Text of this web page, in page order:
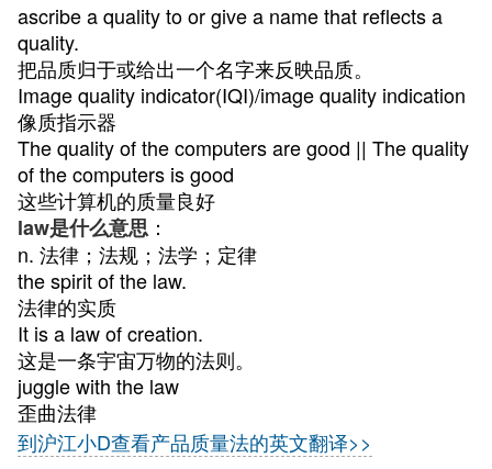
ascribe a quality to or give a name that reflects a
quality.
把品质归于或给出一个名字来反映品质。
Image quality indicator(IQI)/image quality indication
像质指示器
The quality of the computers are good || The quality
of the computers is good
这些计算机的质量良好
law是什么意思 ：
n. 法律；法规；法学；定律
the spirit of the law.
法律的实质
It is a law of creation.
这是一条宇宙万物的法则。
juggle with the law
歪曲法律
到沪江小D查看产品质量法的英文翻译>>